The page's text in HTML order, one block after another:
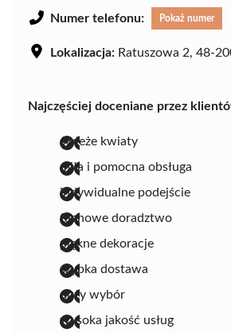
Numer telefonu: Pokaż numer
Lokalizacja: Ratuszowa 2, 48-
Najczęściej doceniane przez
świeże kwiaty
miła i pomocna obsługa
indywidualne podejście
fachowe doradztwo
piękne dekoracje
szybka dostawa
duży wybór
wysoka jakość usług